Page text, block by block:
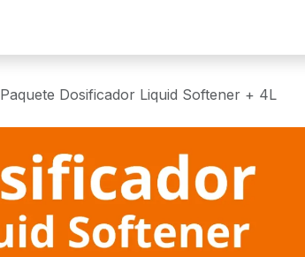
Paquete Dosificador Liquid Softener + 4L